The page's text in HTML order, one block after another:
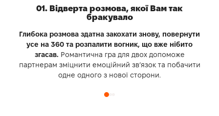
01. Відверта розмова, якої Вам так
бракувало
Глибока розмова здатна закохати знову, повернути
усе на 360 та розпалити вогник, що вже нібито
згасав. Романтична гра для двохдопоможе
партнерам зміцнити емоційний зв’язок та побачити
одне одного з нової сторони.